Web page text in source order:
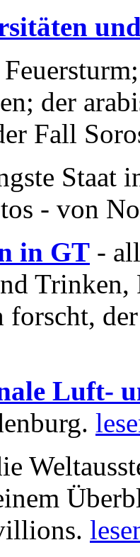
der
Fall
Staat
- von
in GT -
forscht,
Luft-